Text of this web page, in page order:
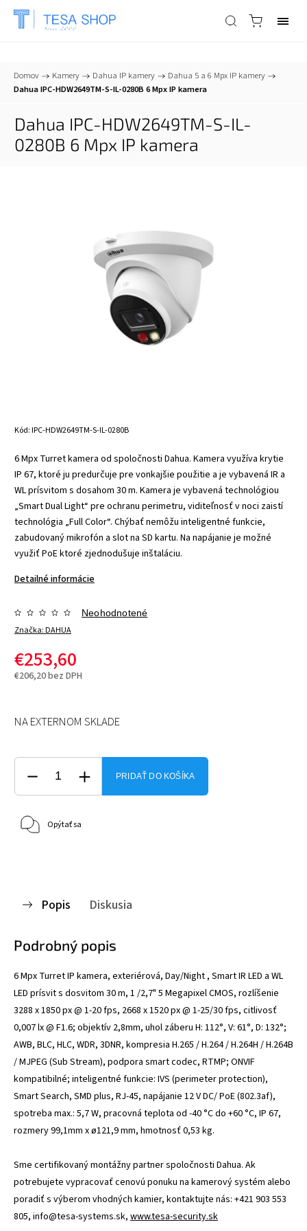
📞+421 903 553 805 info@tesa-systems.sk
Domov / Kamery / Dahua IP kamery / Dahua 5 a 6 Mpx IP kamery /
Dahua IPC-HDW2649TM-S-IL-0280B 6 Mpx IP kamera
Dahua IPC-HDW2649TM-S-IL-
0280B 6 Mpx IP kamera
Kód:IPC-HDW2649TM-S-IL-0280B
6 Mpx Turret kamera od spoločnosti Dahua. Kamera využíva krytie
IP 67, ktoré ju predurčuje pre vonkajšie použitie a je vybavená IR a
WL prísvitom s dosahom 30 m. Kamera je vybavená technológiou
„Smart Dual Light“ pre ochranu perimetru, viditeľnosť v noci zaistí
technológia „Full Color“. Chýbať nemôžu inteligentné funkcie,
zabudovaný mikrofón a slot na SD kartu. Na napájanie je možné
využiť PoE ktoré zjednodušuje inštaláciu.
Detailné informácie
Značka:DAHUA
Neohodnotené
€253,60
€206,20 bez DPH
NA EXTERNOM SKLADE
PRIDAŤ DO KOŠÍKA
Opýtať sa
Popis Diskusia
Podrobný popis
6 Mpx Turret IP kamera, exteriérová, Day/Night , Smart IR LED a WL
LED prísvit s dosvitom 30 m, 1 /2,7" 5 Megapixel CMOS, rozlíšenie
3288 x 1850 px @ 1-20 fps, 2668 x 1520 px @ 1-25/30 fps, citlivosť
0,007 lx @ F1.6; objektív 2,8mm, uhol záberu H: 112°, V: 61°, D: 132°;
AWB, BLC, HLC, WDR, 3DNR, kompresia H.265 / H.264 / H.264H / H.264B
/ MJPEG (Sub Stream), podpora smart codec, RTMP; ONVIF
kompatibilné; inteligentné funkcie: IVS (perimeter protection),
Smart Search, SMD plus, RJ-45, napájanie 12 V DC/ PoE (802.3af),
spotreba max.: 5,7 W, pracovná teplota od -40 °C do +60 °C, IP 67,
rozmery 99,1mm x ø121,9 mm, hmotnosť 0,53 kg.
Sme certifikovaný montážny partner spoločnosti Dahua. Ak
potrebujete vypracovať cenovú ponuku na kamerový systém alebo
poradiť s výberom vhodných kamier, kontaktujte nás: +421 903 553
805, info@tesa-systems.sk, www.tesa-security.sk